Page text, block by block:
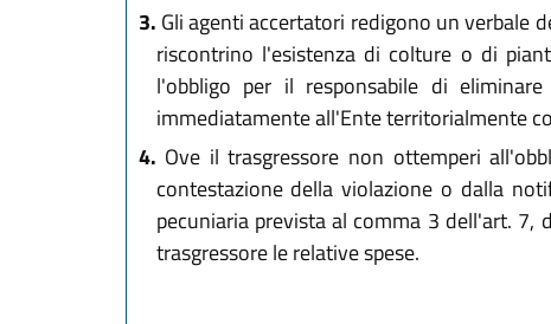
3. Gli agenti accertatori redigono un verbale
riscontrino l'esistenza di colture o di
l'obbligo per il responsabile di
immediatamente all'Ente territorialmente
4. Ove il trasgressore non ottemperi
contestazione della violazione o dalla
pecuniaria prevista al comma 3 dell'art.
trasgressore le relative spese.